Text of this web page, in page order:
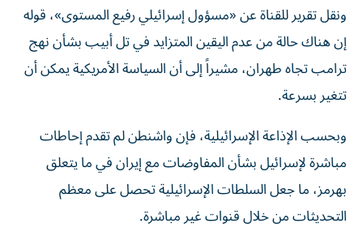
ونقل تقرير للقناة عن «مسؤول إسرائيلي رفيع المستوى»، قوله
إن هناك حالة من عدم اليقين المتزايد في تل أبيب بشأن نهج
ترامب تجاه طهران، مشيراً إلى أن السياسة الأمريكية يمكن أن
تتغير بسرعة.
وبحسب الإذاعة الإسرائيلية، فإن واشنطن لم تقدم إحاطات
مباشرة لإسرائيل بشأن المفاوضات مع إيران في ما يتعلق
بهرمز، ما جعل السلطات الإسرائيلية تحصل على معظم
التحديثات من خلال قنوات غير مباشرة.